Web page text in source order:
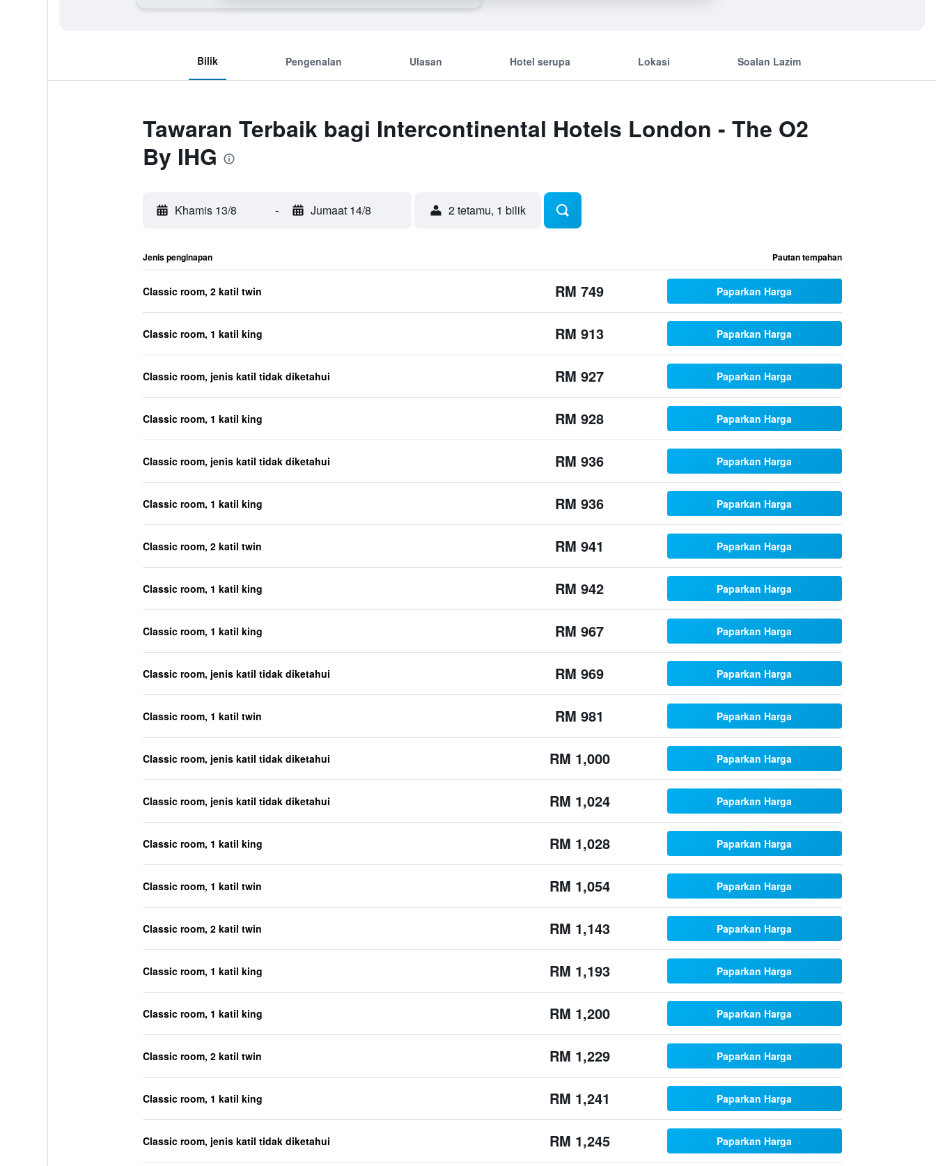
Bilik Pengenalan Ulasan Hotel serupa Lokasi Soalan Lazim
Tawaran Terbaik bagi Intercontinental Hotels London - The O2
By IHG
Khamis 13/8 - Jumaat 14/8 2 tetamu, 1 bilik
Jenis penginapan Pautan tempahan
Classic room, 2 katil twin RM 749 Paparkan Harga
Classic room, 1 katil king RM 913 Paparkan Harga
Classic room, jenis katil tidak diketahui RM 927 Paparkan Harga
Classic room, 1 katil king RM 928 Paparkan Harga
Classic room, jenis katil tidak diketahui RM 936 Paparkan Harga
Classic room, 1 katil king RM 936 Paparkan Harga
Classic room, 2 katil twin RM 941 Paparkan Harga
Classic room, 1 katil king RM 942 Paparkan Harga
Classic room, 1 katil king RM 967 Paparkan Harga
Classic room, jenis katil tidak diketahui RM 969 Paparkan Harga
Classic room, 1 katil twin RM 981 Paparkan Harga
Classic room, jenis katil tidak diketahui RM 1,000 Paparkan Harga
Classic room, jenis katil tidak diketahui RM 1,024 Paparkan Harga
Classic room, 1 katil king RM 1,028 Paparkan Harga
Classic room, 1 katil twin RM 1,054 Paparkan Harga
Classic room, 2 katil twin RM 1,143 Paparkan Harga
Classic room, 1 katil king RM 1,193 Paparkan Harga
Classic room, 1 katil king RM 1,200 Paparkan Harga
Classic room, 2 katil twin RM 1,229 Paparkan Harga
Classic room, 1 katil king RM 1,241 Paparkan Harga
Classic room, jenis katil tidak diketahui RM 1,245 Paparkan Harga